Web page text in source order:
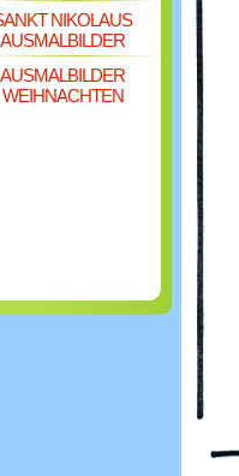
NIKOLAUS
AUSMALBILDER
AUSMALBILDER
WEIHNACHTEN